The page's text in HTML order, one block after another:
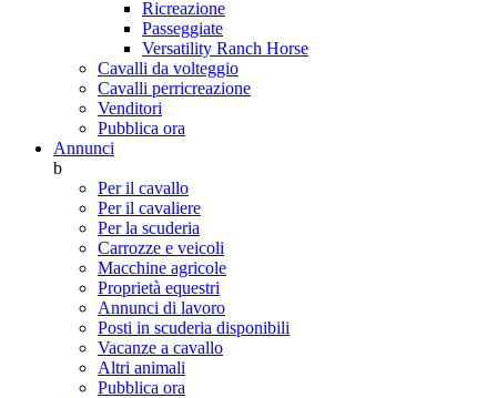
Ricreazione
Passeggiate
Versatility Ranch Horse
Cavalli da volteggio
Cavalli perricreazione
Venditori
Pubblica ora
Annunci
b
Per il cavallo
Per il cavaliere
Per la scuderia
Carrozze e veicoli
Macchine agricole
Proprietà equestri
Annunci di lavoro
Posti in scuderia disponibili
Vacanze a cavallo
Altri animali
Pubblica ora